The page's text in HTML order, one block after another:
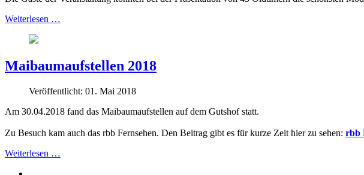
Weiterlesen …
Maibaumaufstellen 2018
Veröffentlicht: 01. Mai 2018
Am 30.04.2018 fand das Maibaumaufstellen auf dem Gutshof statt.
Zu Besuch kam auch das rbb Fernsehen. Den Beitrag gibt es für kurze Zeit hier zu sehen: rbb
Weiterlesen …